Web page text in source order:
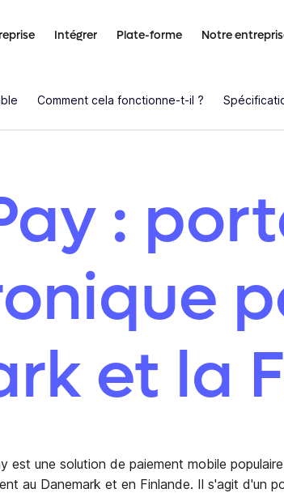
Intégrer Plate-forme Notre
Comment cela fonctionne-t-il ?
:
et la
est une solution de paiement mobile
au Danemark et en Finlande. Il s'agit d'un